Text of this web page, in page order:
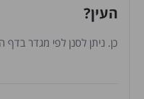
העין?
כן. ניתן לסנן לפי מגדר